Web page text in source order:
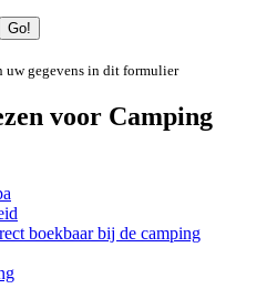
Go!
uw gegevens in dit formulier
voor Camping
boekbaar bij de camping